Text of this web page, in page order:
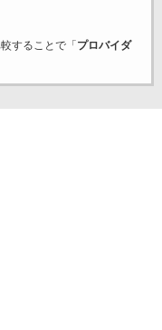
することで「 プロバイダ